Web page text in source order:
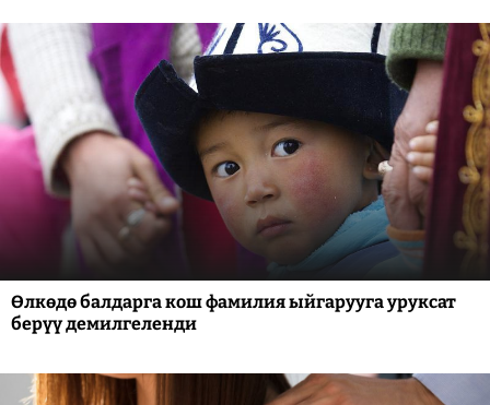
Өлкөдө балдарга кош фамилия ыйгарууга уруксат
берүү демилгеленди